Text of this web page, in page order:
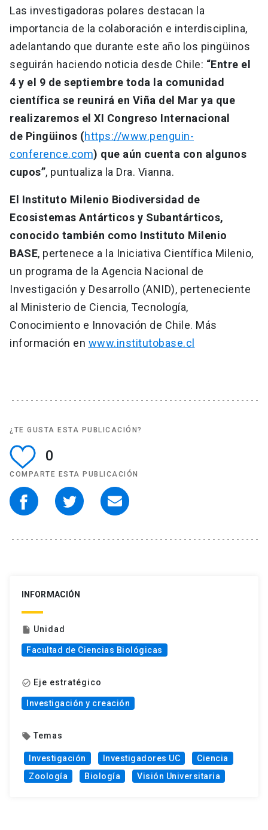
Las investigadoras polares destacan la
importancia de la colaboración e interdisciplina,
adelantando que durante este año los pingüinos
seguirán haciendo noticia desde Chile: “Entre el
4 y el 9 de septiembre toda la comunidad
científica se reunirá en Viña del Mar ya que
realizaremos el XI Congreso Internacional
de Pingüinos (https://www.penguin-
conference.com) que aún cuenta con algunos
cupos”, puntualiza la Dra. Vianna.
El Instituto Milenio Biodiversidad de
Ecosistemas Antárticos y Subantárticos,
conocido también como Instituto Milenio
BASE, pertenece a la Iniciativa Científica Milenio,
un programa de la Agencia Nacional de
Investigación y Desarrollo (ANID), perteneciente
al Ministerio de Ciencia, Tecnología,
Conocimiento e Innovación de Chile. Más
información en www.institutobase.cl
¿TE GUSTA ESTA PUBLICACIÓN?
0
COMPARTE ESTA PUBLICACIÓN
INFORMACIÓN
insert_drive_file Unidad
Facultad de Ciencias Biológicas
check_circle_outline Eje estratégico
Investigación y creación
local_offer Temas
Investigación Investigadores UC
Ciencia
Zoología
Biología Visión Universitaria